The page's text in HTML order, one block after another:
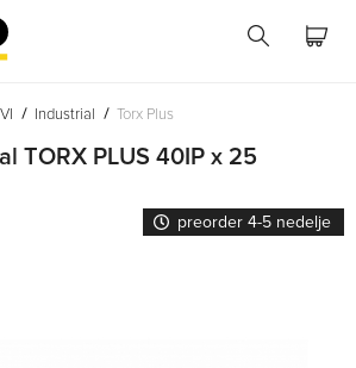
Industrial Torx Plus
TORX PLUS 40IP x 25
preorder 4-5 nedelje